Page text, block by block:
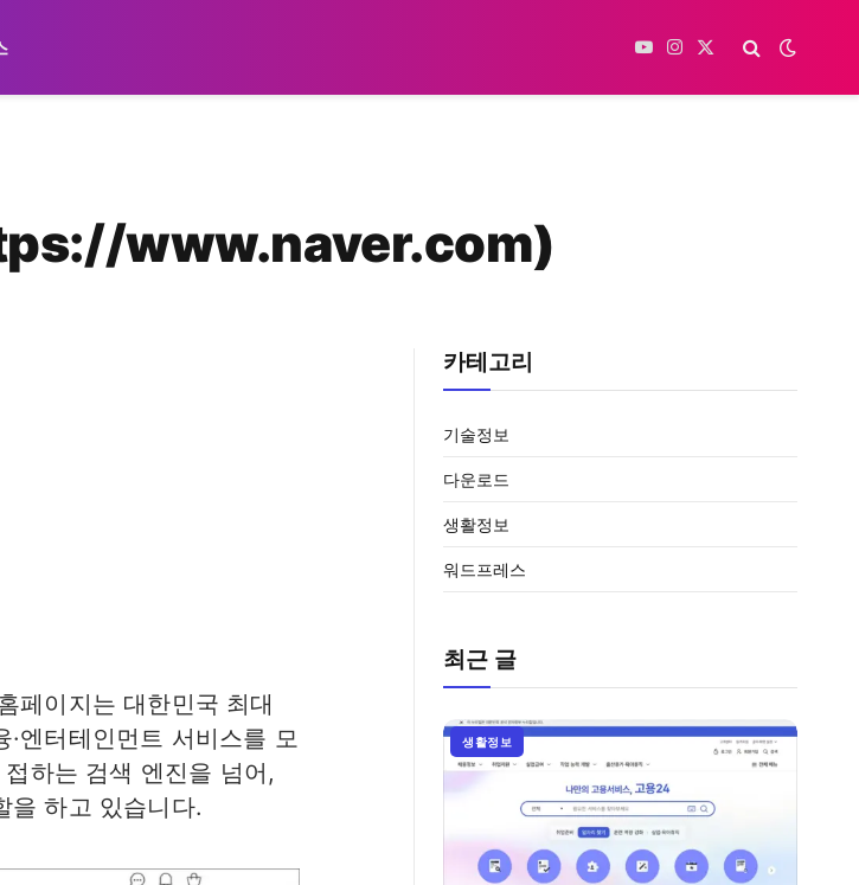
YouTubeInstagram
X
www.naver.com)
페이지는 대한민국 최대
·엔터테인먼트 서비스를 모
하는 검색 엔진을 넘어,
을 하고 있습니다.
카테고리
기술정보
다운로드
생활정보
워드프레스
최근 글
생활정보